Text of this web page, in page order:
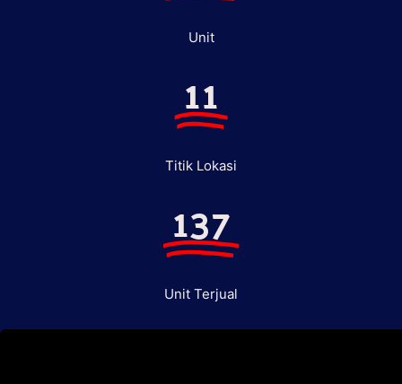
Unit
11
Titik Lokasi
137
Unit Terjual